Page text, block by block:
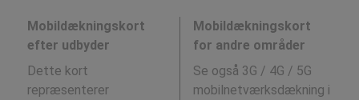
Mobildækningskort
efter udbyder
Dette kort
repræsenterer
Mobildækningskort
for andre områder
Se også 3G / 4G / 5G
mobilnetværksdækning i